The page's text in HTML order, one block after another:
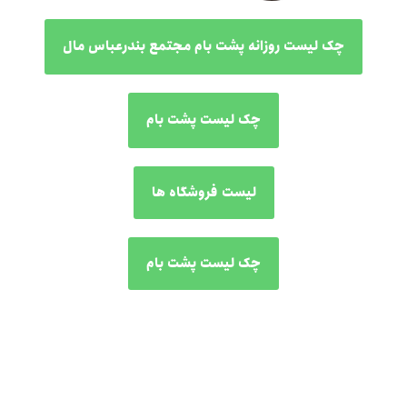
چک لیست روزانه پشت بام مجتمع بندرعباس مال
چک لیست پشت بام
لیست فروشگاه ها
چک لیست پشت بام